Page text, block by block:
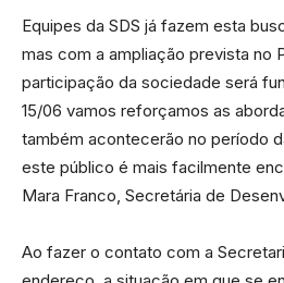
Equipes da SDS já fazem esta
mas com a ampliação prevista no
participação da sociedade será
15/06 vamos reforçamos as
também acontecerão no período
este público é mais facilmente
Mara Franco, Secretária de
Ao fazer o contato com a